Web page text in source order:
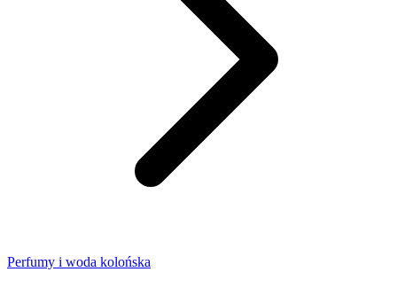
Perfumy i woda kolońska